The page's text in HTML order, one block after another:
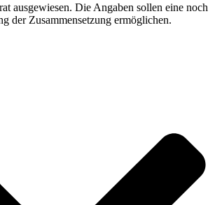
ausgewiesen. Die Angaben sollen eine noch
der Zusammensetzung ermöglichen.